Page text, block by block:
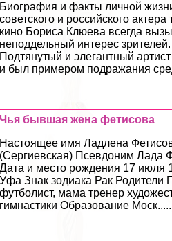
Биография и факты личной
советского и российского актера
кино Бориса Клюева всегда
неподдельный интерес зрителей.
Подтянутый и элегантный
и был примером подражания
Чья бывшая жена фетисова
Настоящее имя Ладлена
(Сергиевская) Псевдоним Лада
Дата и место рождения 17 июля
Уфа Знак зодиака Рак Родители
футболист, мама тренер
гимнастики Образование